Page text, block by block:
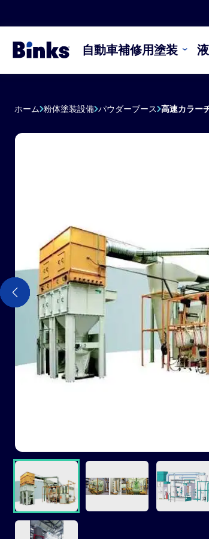
自動車補修用塗装
ホーム 粉体塗装設備 パウダーブース 高速カラー
前へ
前へ
前へ
前へ
前へ